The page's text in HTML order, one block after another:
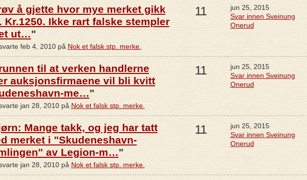
å gjette hvor mye merket gikk
Kr.1250. Ikke rart falske stempler
ut…"
feb 4, 2010 på Nok et falsk stp. merke.
11
jun 25, 2015
Svar innen Sveinung
Onerud
til at verken handlerne
auksjonsfirmaene vil bli kvitt
me…"
jan 28, 2010 på Nok et falsk stp. merke.
11
jun 25, 2015
Svar innen Sveinung
Onerud
Mange takk, og jeg har tatt
merket i "Skudeneshavn-
av Legion-m…"
jan 28, 2010 på Nok et falsk stp. merke.
11
jun 25, 2015
Svar innen Sveinung
Onerud